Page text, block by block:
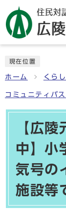
現在位置
ホーム くら
コミュニティバ
【広
中】小
気号の
施設等